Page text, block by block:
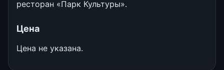
ресторан «Парк Культуры».
Цена
Цена не указана.